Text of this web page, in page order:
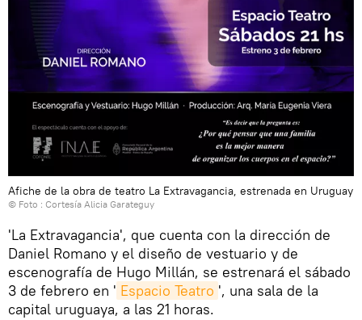
Afiche de la obra de teatro La Extravagancia, estrenada en Uruguay
© Foto : Cortesía Alicia Garateguy
'La Extravagancia', que cuenta con la dirección de
Daniel Romano y el diseño de vestuario y de
escenografía de Hugo Millán, se estrenará el sábado
3 de febrero en ' Espacio Teatro ', una sala de la
capital uruguaya, a las 21 horas.